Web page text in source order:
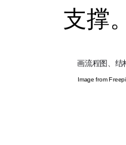
支撑。